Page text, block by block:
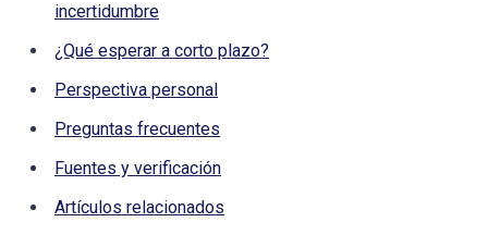
incertidumbre
¿Qué esperar a corto plazo?
Perspectiva personal
Preguntas frecuentes
Fuentes y verificación
Artículos relacionados